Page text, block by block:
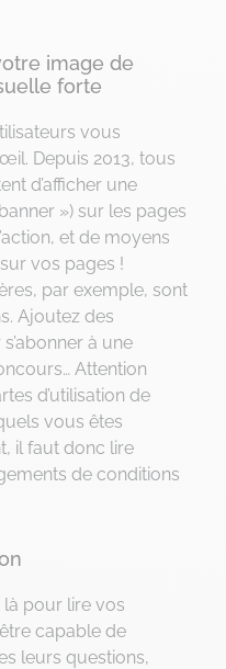
image de
forte
vous
Depuis 2013, tous
d’afficher une
») sur les pages
et de moyens
vos pages !
par exemple, sont
Ajoutez des
à une
Attention
d’utilisation de
vous êtes
il faut donc lire
de conditions
pour lire vos
capable de
leurs questions,